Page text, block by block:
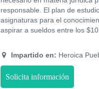
responsable. El plan de
asignaturas para el
aspirar a sueldos entre los
Impartido en: Heroica
Solicita información